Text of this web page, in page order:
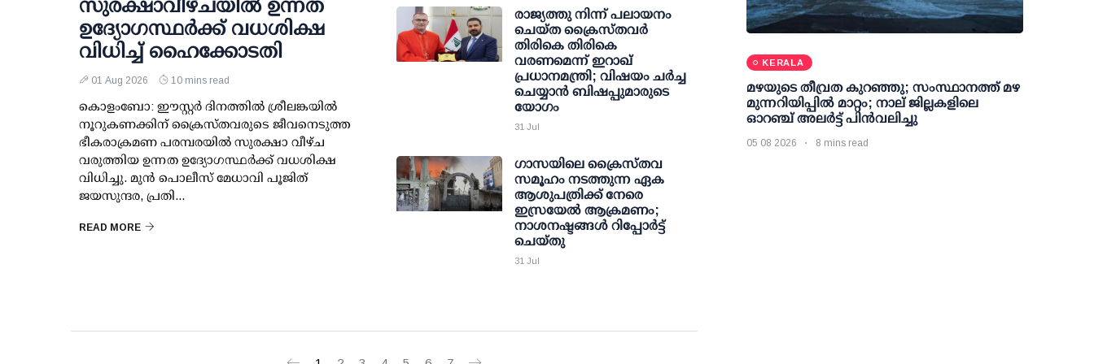
സുരക്ഷാവീഴ്ചയിൽ ഉന്നത
ഉദ്യോഗസ്ഥർക്ക് വധശിക്ഷ
വിധിച്ച് ഹൈക്കോടതി
01 Aug 2026 10 mins read
കൊളംബോ: ഈസ്റ്റർ ദിനത്തിൽ ശ്രീലങ്കയിൽ
നൂറുകണക്കിന് ക്രൈസ്തവരുടെ ജീവനെടുത്ത
ഭീകരാക്രമണ പരമ്പരയിൽ സുരക്ഷാ വീഴ്ച
വരുത്തിയ ഉന്നത ഉദ്യോഗസ്ഥർക്ക് വധശിക്ഷ
വിധിച്ചു. മുൻ പൊലീസ് മേധാവി പൂജിത്
ജയസുന്ദര, പ്രതി...
READ MORE
രാജ്യത്തു നിന്ന് പലായനം
ചെയ്ത ക്രൈസ്തവര്‍
തിരികെ തിരികെ
വരണമെന്ന് ഇറാഖ്
പ്രധാനമന്ത്രി; വിഷയം ചര്‍ച്ച
ചെയ്യാന്‍ ബിഷപ്പുമാരുടെ
യോഗം
31 Jul
ഗാസയിലെ ക്രൈസ്തവ
സമൂഹം നടത്തുന്ന ഏക
ആശുപത്രിക്ക് നേരെ
ഇസ്രയേൽ ആക്രമണം;
നാശനഷ്ടങ്ങൾ റിപ്പോർട്ട്
ചെയ്തു
31 Jul
KERALA
മഴയുടെ തീവ്രത കുറഞ്ഞു; സംസ്ഥാനത്ത് മഴ
മുന്നറിയിപ്പിൽ മാറ്റം; നാല് ജില്ലകളിലെ
ഓറഞ്ച് അലർട്ട് പിൻവലിച്ചു
05 08 2026 8 mins read